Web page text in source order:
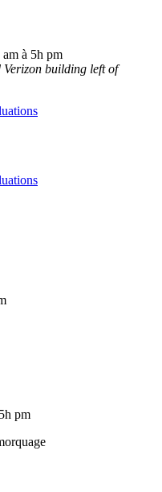
à 5h pm
building left of
pm